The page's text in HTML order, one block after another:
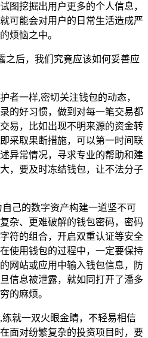
图挖掘出用户更多的个人信息，
可能会对用户的日常生活造成严
烦恼之中。
之后，我们究竟应该如何妥善应
者一样,密切关注钱包的动态，
的好习惯，做到对每一笔交易都
易，比如出现不明来源的资金转
采取果断措施，可以第一时间联
异常情况，寻求专业的帮助和建
，要及时冻结钱包，让不法分子
己的数字资产构建一道坚不可
杂、更难破解的钱包密码，密码
符的组合，开启双重认证等安全
使用钱包的过程中，一定要保持
网站或应用中输入钱包信息，防
信息被泄露，就如同打开了潘多
的麻烦。
就一双火眼金睛，不轻易相信
面对纷繁复杂的投资项目时，要